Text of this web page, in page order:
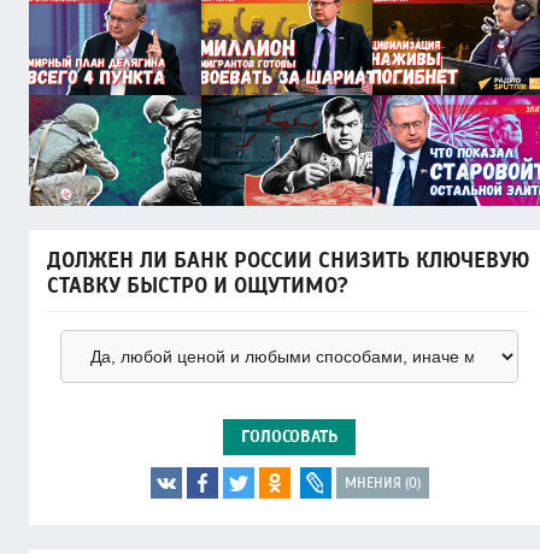
ДОЛЖЕН ЛИ БАНК РОССИИ СНИЗИТЬ КЛЮЧЕВУЮ
СТАВКУ БЫСТРО И ОЩУТИМО?
ГОЛОСОВАТЬ
МНЕНИЯ (0)